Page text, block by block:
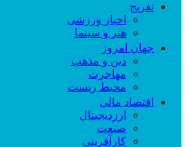
تفریح
اخبار ورزشی
هنر و سینما
جهان امروز
دین و مذهب
مهاجرت
محیط زیست
اقتصاد مالی
ارزدیجیتال
صنعت
کارآفرینی